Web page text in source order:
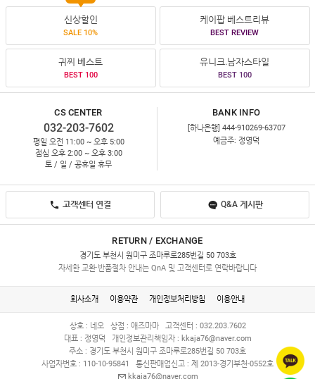
신상할인
SALE 10%
케이팝 베스트리뷰
BEST REVIEW
귀찌 베스트
BEST 100
유니크.남자스타일
BEST 100
CS CENTER
032-203-7602
평일 오전 11:00 ~ 오후 5:00
점심 오후 2:00 ~ 오후 3:00
토 / 일 / 공휴일 휴무
BANK INFO
[하나은행] 444-910269-63707
예금주: 정영덕
고객센터 연결 Q&A 게시판
RETURN / EXCHANGE
경기도 부천시 원미구 조마루로285번길 50 703호
자세한 교환·반품절차 안내는 QnA 및 고객센터로 연락바랍니다
회사소개 이용약관 개인정보처리방침 이용안내
상호 : 네오 상점 : 애즈마마
고객센터 : 032.203.7602
대표 : 정영덕
개인정보관리책임자 : kkaja76@naver.com
주소 : 경기도 부천시 원미구 조마루로285번길 50 703호
사업자번호 : 110-10-95841
통신판매업신고 : 제 2013-경기부천-0552호
kkaja76@naver.com